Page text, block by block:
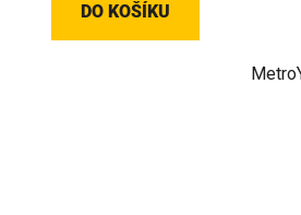
DO KOŠÍKU